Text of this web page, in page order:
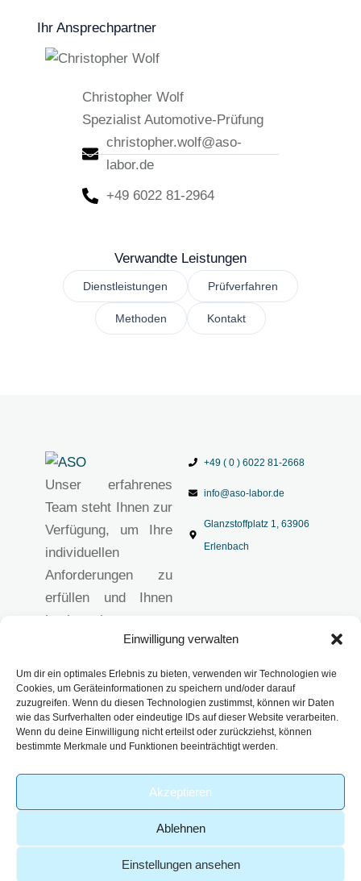
Einwilligung verwalten
Um dir ein optimales Erlebnis zu bieten, verwenden wir Technologien wie
Cookies, um Geräteinformationen zu speichern und/oder darauf
zuzugreifen. Wenn du diesen Technologien zustimmst, können wir Daten
wie das Surfverhalten oder eindeutige IDs auf dieser Website verarbeiten.
Wenn du deine Einwilligung nicht erteilst oder zurückziehst, können
bestimmte Merkmale und Funktionen beeinträchtigt werden.
Akzeptieren
Ablehnen
Einstellungen ansehen
Ihr Ansprechpartner
Christopher Wolf
Spezialist Automotive-Prüfung
christopher.wolf@aso-
labor.de
+49 6022 81-2964
Verwandte Leistungen
Dienstleistungen Prüfverfahren
Methoden Kontakt
Unser erfahrenes
Team steht Ihnen zur
Verfügung, um Ihre
individuellen
Anforderungen zu
erfüllen und Ihnen
hochwertige
anzubieten.
Impressum
Datenschutzerklärun
AGB
+49 ( 0 ) 6022 81-2668
info@aso-labor.de
Glanzstoffplatz 1, 63906
Erlenbach
© 2026 – Analytik Service | Part of -Webdesign von